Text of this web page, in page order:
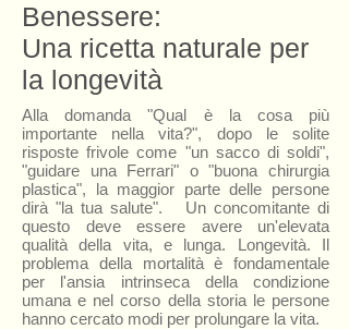
Benessere:
Una ricetta naturale per
la longevità
Alla domanda "Qual è la cosa più
importante nella vita?", dopo le solite
risposte frivole come "un sacco di soldi",
"guidare una Ferrari" o "buona chirurgia
plastica", la maggior parte delle persone
dirà "la tua salute". Un concomitante di
questo deve essere avere un'elevata
qualità della vita, e lunga. Longevità. Il
problema della mortalità è fondamentale
per l'ansia intrinseca della condizione
umana e nel corso della storia le persone
hanno cercato modi per prolungare la vita.